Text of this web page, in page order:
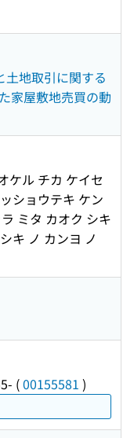
地取引に関する
家屋敷地売買の動
ケル チカ ケイセ
ショウテキ ケン
ミタ カオク シキ
キ ノ カンヨ ノ
(00155581 )